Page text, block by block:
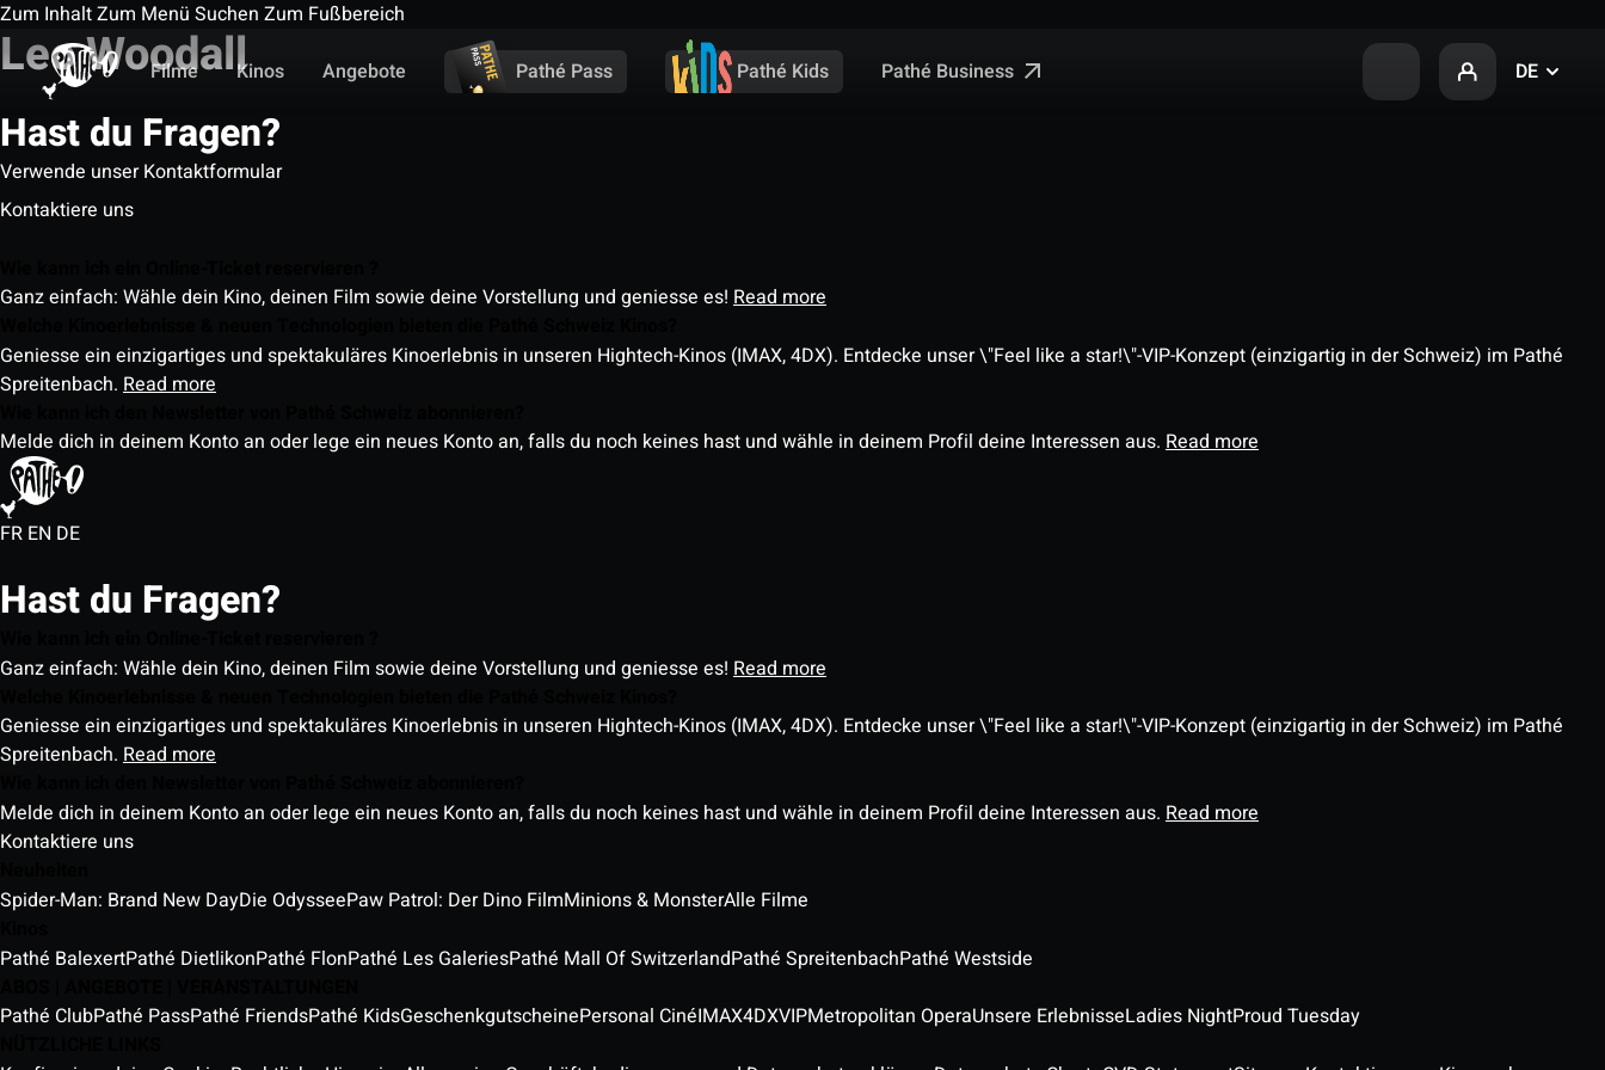
Zum InhaltZum Menü Suchen Zum Fußbereich
Filme
Kinos Angebote Pathé Pass Pathé Kids Pathé Business DE
Leo Woodall
Hast du Fragen?
Verwende unser Kontaktformular
Kontaktiere uns
Ganz einfach: Wähle dein Kino, deinen Film sowie deine Vorstellung und geniesse es! Read more
Geniesse ein einzigartiges und spektakuläres Kinoerlebnis in unseren Hightech-Kinos (IMAX, 4DX). Entdecke unser \"Feel like a star!\"-VIP-Konzept (einzigartig in der Schweiz) im Pathé
Spreitenbach. Read more
Melde dich in deinem Konto an oder lege ein neues Konto an, falls du noch keines hast und wähle in deinem Profil deine Interessen aus. Read more
FR EN DE
Hast du Fragen?
Ganz einfach: Wähle dein Kino, deinen Film sowie deine Vorstellung und geniesse es! Read more
Geniesse ein einzigartiges und spektakuläres Kinoerlebnis in unseren Hightech-Kinos (IMAX, 4DX). Entdecke unser \"Feel like a star!\"-VIP-Konzept (einzigartig in der Schweiz) im Pathé
Spreitenbach. Read more
Melde dich in deinem Konto an oder lege ein neues Konto an, falls du noch keines hast und wähle in deinem Profil deine Interessen aus. Read more
Kontaktiere uns
Spider-Man: Brand New DayDie OdysseePaw Patrol: Der Dino FilmMinions & MonsterAlle Filme
Pathé BalexertPathé DietlikonPathé FlonPathé Les GaleriesPathé Mall Of SwitzerlandPathé SpreitenbachPathé Westside
Pathé ClubPathé PassPathé FriendsPathé KidsGeschenkgutscheinePersonal CinéIMAX4DXVIPMetropolitan OperaUnsere ErlebnisseLadies NightProud Tuesday